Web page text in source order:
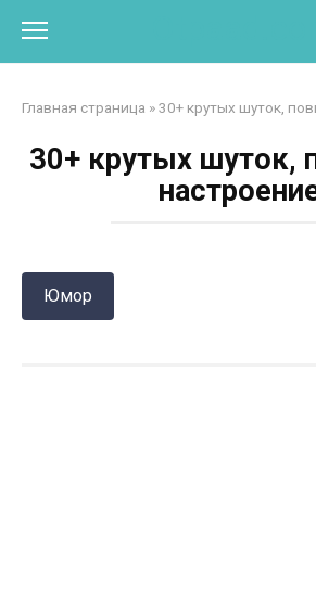
контенту
Главная страница »30+ крутых шуток,
30+ крутых шуток,
Юмор